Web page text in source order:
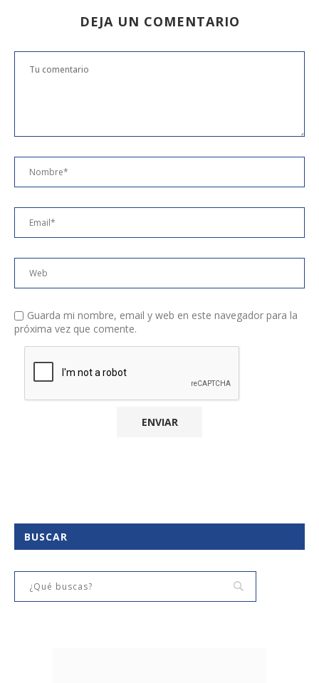
DEJA UN COMENTARIO
Guarda mi nombre, email y web en este navegador para la
próxima vez que comente.
BUSCAR